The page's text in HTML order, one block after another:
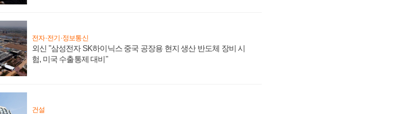
전자·전기·정보통신
외신 "삼성전자 SK하이닉스 중국 공장용 현지 생산 반도체 장비 시
험, 미국 수출통제 대비"
건설